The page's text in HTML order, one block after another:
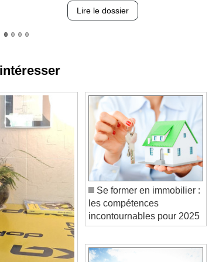
Se former en immobilier :
les compétences
incontournables pour 2025